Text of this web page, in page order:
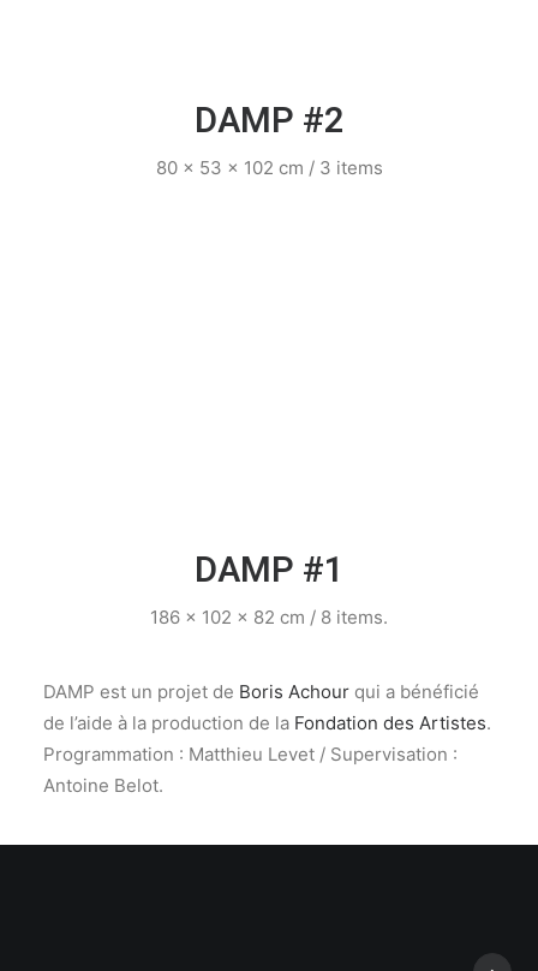
DAMP #2
80 x 53 x 102 cm / 3 items
DAMP #1
186 x 102 x 82 cm / 8 items.
DAMP est un projet de Boris Achour qui a bénéficié
de l’aide à la production de la Fondation des Artistes.
Programmation : Matthieu Levet / Supervisation :
Antoine Belot.